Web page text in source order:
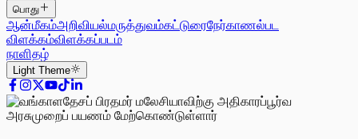
பொது
ஆன்மீகம்அறிவியல்மருத்துவம்கட்டுரைநேர்காணல்பட
விளக்கம்விளக்கப்படம்
நாளிதழ்
Light Theme